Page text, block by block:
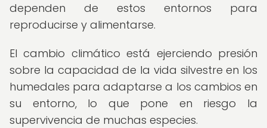
dependen de estos entornos para
reproducirse y alimentarse.
El cambio climático está ejerciendo presión
sobre la capacidad de la vida silvestre en los
humedales para adaptarse a los cambios en
su entorno, lo que pone en riesgo la
supervivencia de muchas especies.